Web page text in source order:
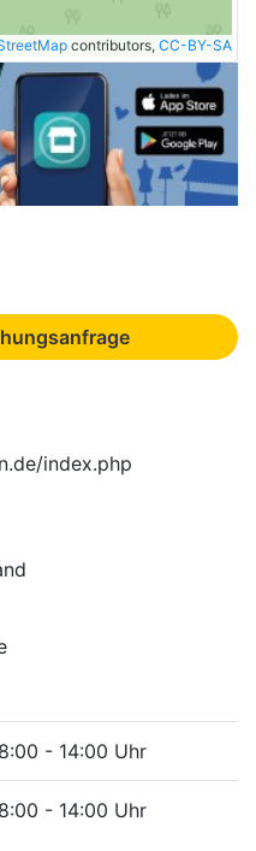
contributors, CC-BY-SA
index.php
- 14:00 Uhr
- 14:00 Uhr